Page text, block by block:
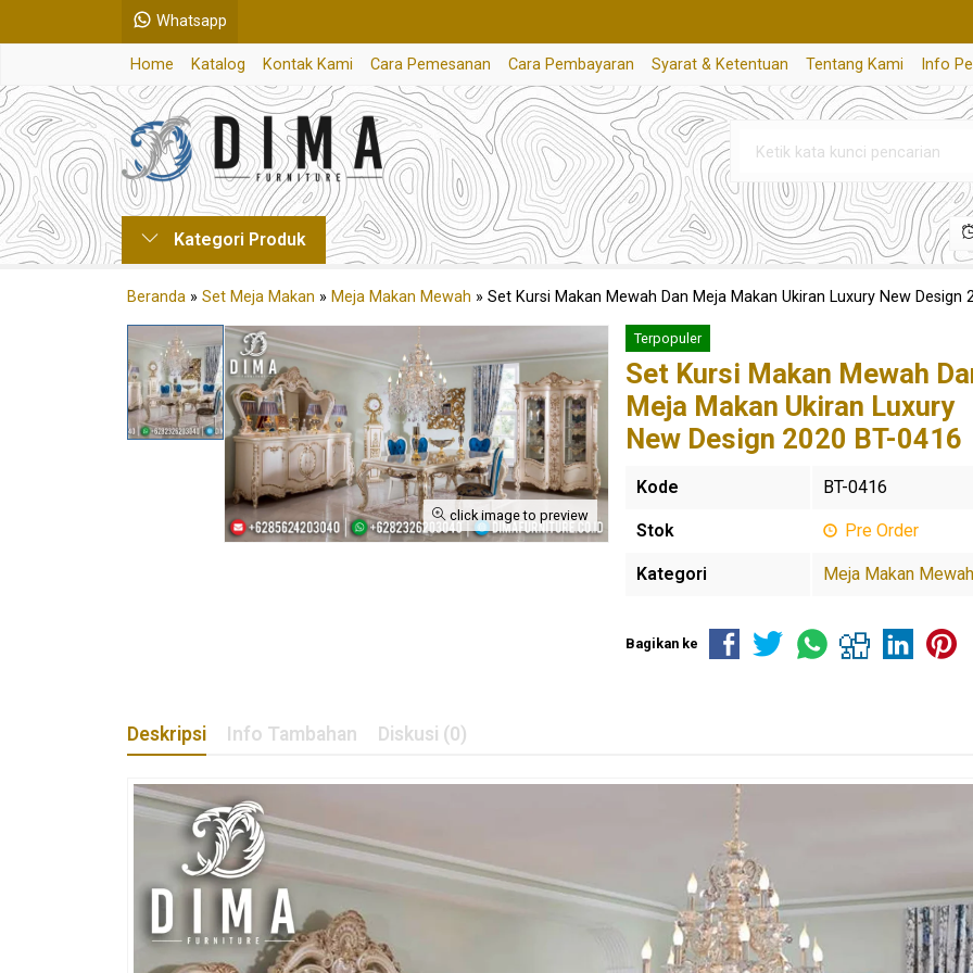
Whatsapp
Home Katalog Kontak Kami Cara Pemesanan Cara Pembayaran Syarat & Ketentuan Tentang Kami Info
Kategori Produk
Beranda » Set Meja Makan » Meja Makan Mewah » Set Kursi Makan Mewah Dan Meja Makan Ukiran Luxury New Design
click image to preview
Terpopuler
Set Kursi Makan Mewah
Meja Makan Ukiran Luxury
New Design 2020 BT-0416
Kode BT-0416
Stok Pre Order
Kategori Meja Makan Mewah
Bagikan ke
Deskripsi Info Tambahan Diskusi (0)